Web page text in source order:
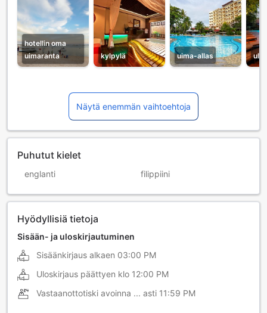
hotellin oma
uimaranta
kylpylä uima-allas
Näytä enemmän vaihtoehtoja
Puhutut kielet
englanti filippiini
Hyödyllisiä tietoja
Sisään- ja uloskirjautuminen
Sisäänkirjaus alkaen 03:00 PM
Uloskirjaus päättyen klo 12:00 PM
Vastaanottotiski avoinna ... asti 11:59 PM